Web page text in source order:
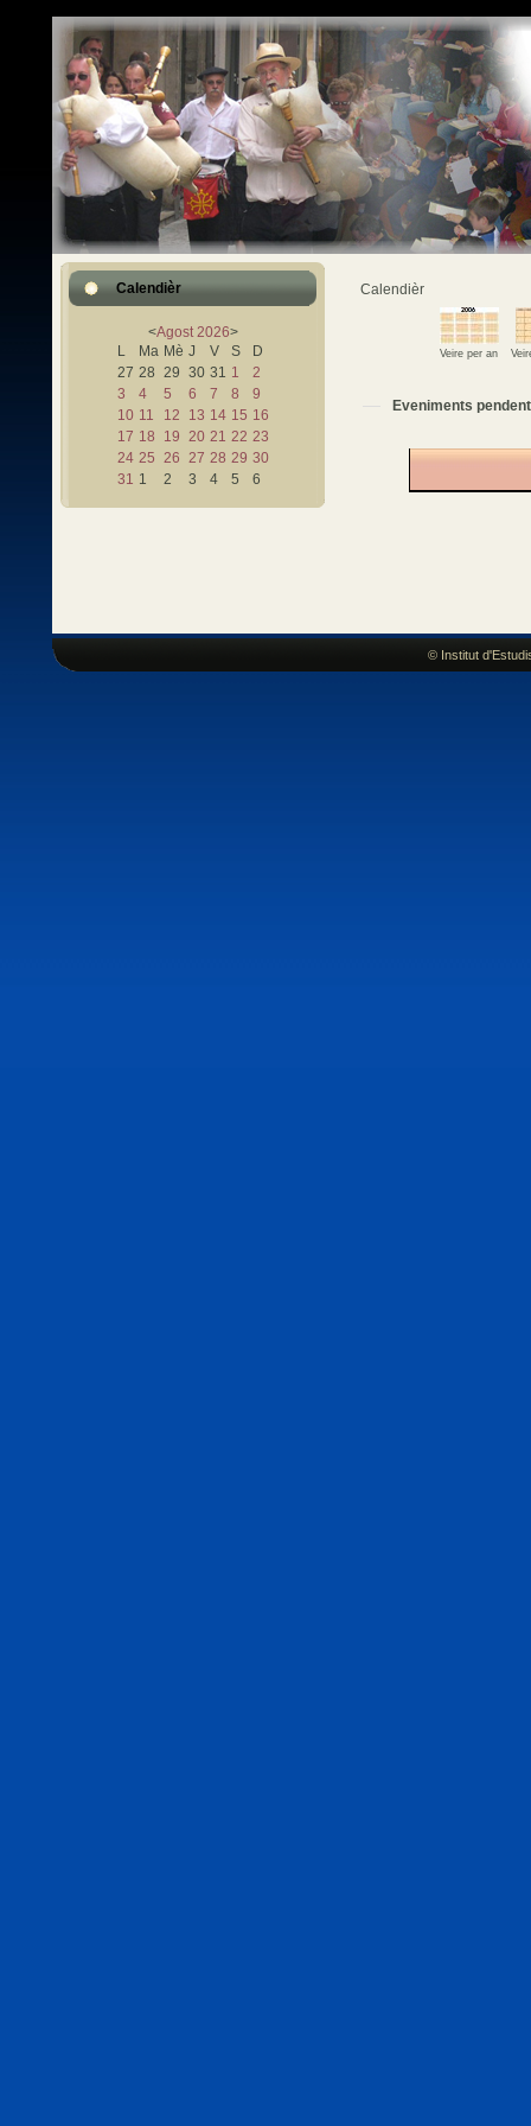
Calendièr
<Agost 2026>
L
Ma Mè J V S
D
27 28 29 30 31 1
2
3
4 5 6 7 8
9
10 11 12 13 14 15 16
17 18 19 20 21 22 23
24 25 26 27 28 29 30
31 1 2 3 4 5 6
Calendièr
Veire per an
Eveniments pendent
© Institut